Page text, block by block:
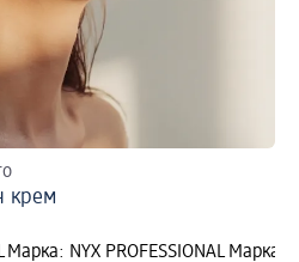
крем
Марка: NYX PROFESSIONAL Марка: